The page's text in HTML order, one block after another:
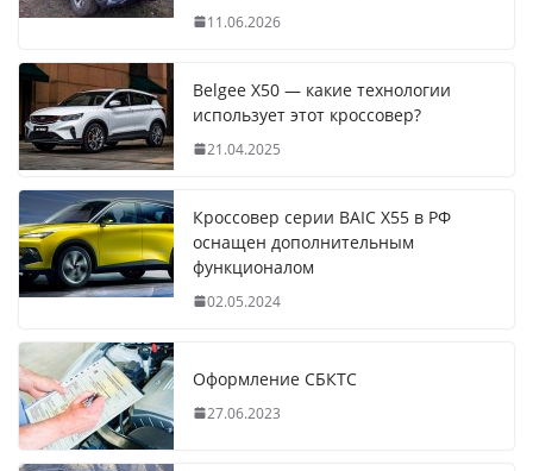
11.06.2026
Belgee X50 — какие технологии
использует этот кроссовер?
21.04.2025
Кроссовер серии BAIC X55 в РФ
оснащен дополнительным
функционалом
02.05.2024
Оформление СБКТС
27.06.2023